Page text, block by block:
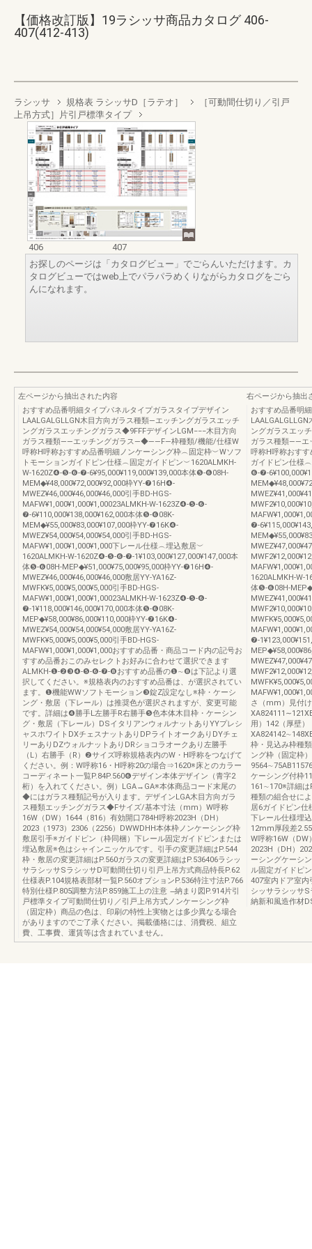
【価格改訂版】19ラシッサ商品カタログ 406-
407(412-413)
ラシッサ 規格表 ラシッサD［ラテオ］
［可動間仕切り／引戸
上吊方式］片引戸標準タイプ
406
407
お探しのページは「カタログビュー」でごらんいただけます。カ
タログビューではweb上でパラパラめくりながらカタログをごら
んになれます。
左ページから抽出された内容
おすすめ品番明細タイプパネルタイプガラスタイプデザイン
LAALGALGLLGN木目方向ガラス種類―エッチングガラスエッチ
ングガラスエッチングガラス◆9FFFデザインLGM−−−木目方向
ガラス種類――エッチングガラス―◆――F―枠種類/機能/仕様W
呼称H呼称おすすめ品番明細ノンケーシング枠︵固定枠︶Wソフ
トモーションガイドピン仕様︵固定ガイドピン︶1620ALMKH-
W-1620Z❹-❺-❻-❼-6¥95,000¥119,000¥139,000本体❺-❻08H-
MEM◆¥48,000¥72,000¥92,000枠YY-❼16H❹-
MWEZ¥46,000¥46,000¥46,000引手BD-HGS-
MAFW¥1,000¥1,000¥1,00023ALMKH-W-1623Z❹-❺-❻-
❼-6¥110,000¥138,000¥162,000本体❺-❻08K-
MEM◆¥55,000¥83,000¥107,000枠YY-❼16K❹-
MWEZ¥54,000¥54,000¥54,000引手BD-HGS-
MAFW¥1,000¥1,000¥1,000下レール仕様︵埋込敷居︶
1620ALMKH-W-1620Z❹-❺-❻-❼-1¥103,000¥127,000¥147,000本
体❺-❻08H-MEP◆¥51,000¥75,000¥95,000枠YY-❼16H❹-
MWEZ¥46,000¥46,000¥46,000敷居YY-YA16Z-
MWFK¥5,000¥5,000¥5,000引手BD-HGS-
MAFW¥1,000¥1,000¥1,00023ALMKH-W-1623Z❹-❺-❻-
❼-1¥118,000¥146,000¥170,000本体❺-❻08K-
MEP◆¥58,000¥86,000¥110,000枠YY-❼16K❹-
MWEZ¥54,000¥54,000¥54,000敷居YY-YA16Z-
MWFK¥5,000¥5,000¥5,000引手BD-HGS-
MAFW¥1,000¥1,000¥1,000おすすめ品番・商品コード内の記号お
すすめ品番おこのみセレクトお好みに合わせて選択できます
ALMKH-❶-❷❸❹-❺-❻-❼-❽おすすめ品番の❶∼❽は下記より選
択してください。※規格表内のおすすめ品番は、が選択されてい
ます。❶機能WWソフトモーション❸錠Z設定なし※枠・ケーシ
ング・敷居（下レール）は推奨色が選択されますが、変更可能
です。詳細は❹勝手L左勝手R右勝手❺色本体木目枠・ケーシン
グ・敷居（下レール）DSイタリアンウォルナットありYYプレシ
ャスホワイトDXチェスナットありDPライトオークありDYチェ
リーありDZウォルナットありDRショコラオークあり左勝手
（L）右勝手（R）❷サイズ呼称規格表内のW・H呼称をつなげて
ください。例：W呼称16・H呼称20の場合⇒1620※床とのカラー
コーディネート一覧P.84P.560❻デザイン本体デザイン（青字2
桁）を入れてください。例）LGA→GA※本体商品コード末尾の
◆にはガラス種類記号が入ります。デザインLGA木目方向ガラ
ス種類エッチングガラス◆Fサイズ/基本寸法（mm）W呼称
16W（DW）1644（816）有効開口784H呼称2023H（DH）
2023（1973）2306（2256）DWWDHH本体枠ノンケーシング枠
敷居引手※ガイドピン（枠同梱）下レール固定ガイドピンまたは
埋込敷居※色はシャインニッケルです。引手の変更詳細はP.544
枠・敷居の変更詳細はP.560ガラスの変更詳細はP.536406ラシッ
サラシッサSラシッサD可動間仕切り引戸上吊方式商品特長P.62
仕様表P.104規格表部材一覧P.560オプションP.536特注寸法P.766
特別仕様P.805調整方法P.859施工上の注意 ̶納まり図P.914片引
戸標準タイプ可動間仕切り／引戸上吊方式ノンケーシング枠
（固定枠）商品の色は、印刷の特性上実物とは多少異なる場合
がありますのでご了承ください。掲載価格には、消費税、組立
費、工事費、運賃等は含まれていません。
右ページから抽出
おすすめ品番明
ングガラスエッ
ガラス種類――
呼称H呼称おす
ガイドピン仕様
❻-❼-
❼-
1620ALMKH-W-
体❺-❻08H-
❼-
さ（mm）見付
用）142（厚壁）
枠・見込み枠種
ング枠（固定枠）
ケーシング付枠
161∼170※詳細は
種類の組合せに
居6ガイドピン仕
下レール仕様埋
12mm厚段差
W呼称16W（DW
2023H（DH）
ーシングケーシ
ル固定ガイドピ
407室内ドア室内
シッサラシッサ
納新和風造作材